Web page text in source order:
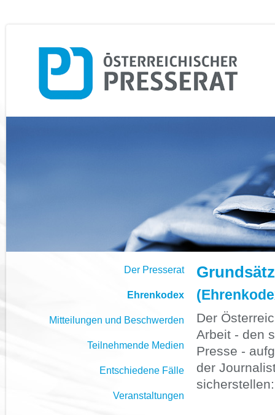
Der Presserat
Ehrenkodex
Mitteilungen und Beschwerden
Teilnehmende Medien
Entschiedene Fälle
Veranstaltungen
Der
Arbeit - den
Presse -
der
sicherstellen: